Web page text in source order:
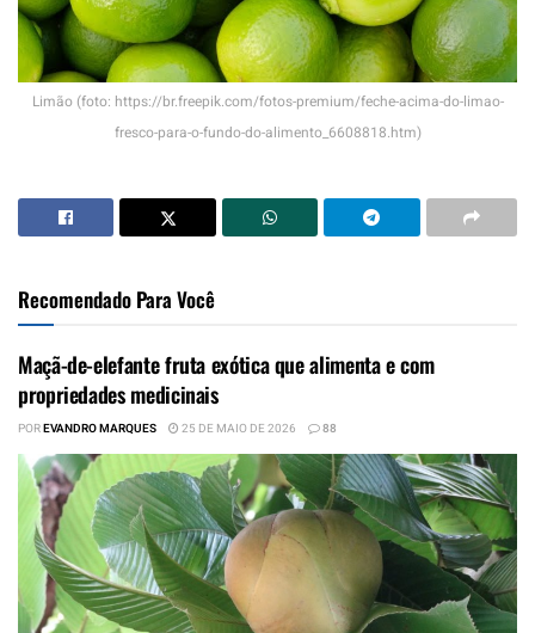
Limão (foto: https://br.freepik.com/fotos-premium/feche-acima-do-limao-
fresco-para-o-fundo-do-alimento_6608818.htm)
Recomendado Para Você
Maçã-de-elefante fruta exótica que alimenta e com
propriedades medicinais
POREVANDRO MARQUES 25 DE MAIO DE 2026 88